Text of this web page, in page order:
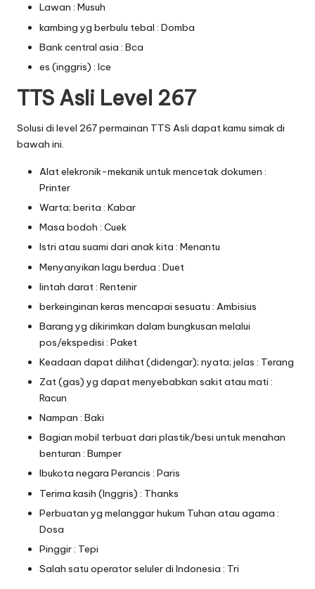
Lawan : Musuh
kambing yg berbulu tebal : Domba
Bank central asia : Bca
es (inggris) : Ice
TTS Asli Level 267
Solusi di level 267 permainan TTS Asli dapat kamu simak di
bawah ini.
Alat elekronik-mekanik untuk mencetak dokumen :
Printer
Warta; berita : Kabar
Masa bodoh : Cuek
Istri atau suami dari anak kita : Menantu
Menyanyikan lagu berdua : Duet
lintah darat : Rentenir
berkeinginan keras mencapai sesuatu : Ambisius
Barang yg dikirimkan dalam bungkusan melalui
pos/ekspedisi : Paket
Keadaan dapat dilihat (didengar); nyata; jelas : Terang
Zat (gas) yg dapat menyebabkan sakit atau mati :
Racun
Nampan : Baki
Bagian mobil terbuat dari plastik/besi untuk menahan
benturan : Bumper
Ibukota negara Perancis : Paris
Terima kasih (Inggris) : Thanks
Perbuatan yg melanggar hukum Tuhan atau agama :
Dosa
Pinggir : Tepi
Salah satu operator seluler di Indonesia : Tri